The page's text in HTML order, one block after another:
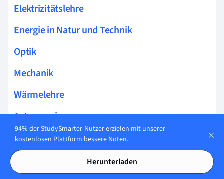
Elektrizitätslehre
Energie in Natur und Technik
Optik
Mechanik
Wärmelehre
Astronomie
Verwandte Themen zu Astronomie
94% der StudySmarter-Nutzer erzielen mit unserer
kostenlosen Plattform bessere Noten.
Herunterladen